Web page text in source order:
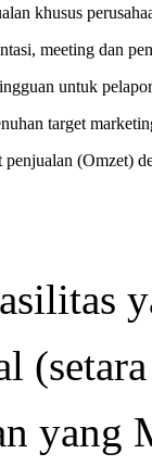
khusus
meeting dan
untuk
target
penjualan (Omzet)
yang